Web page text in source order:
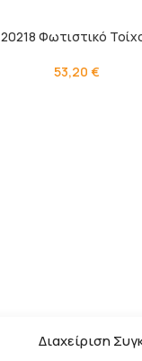
Διαχείριση
20218 Φωτιστικό
53,20 €